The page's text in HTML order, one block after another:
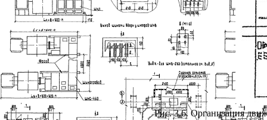
Рис. 3.6. Организация